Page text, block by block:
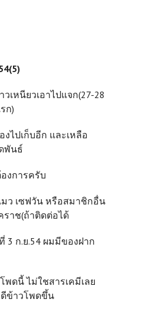
เหนียวเอาไปแจก(27-28
ก)
งไปเก็บอีก และเหลือ
พันธ์
งการครับ
ว เซฟวัน หรือสมาชิกอื่น
าช(ถ้าติดต่อได้
3 ก.ย.54 ผมมีของฝาก
พดนี้ ไม่ใชสารเคมีเลย
ข้าวโพดขึ้น